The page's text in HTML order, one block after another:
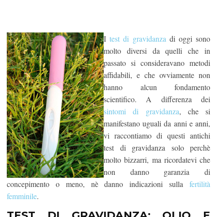
Itest di gravidanza di oggi sono
molto diversi da quelli che in
passato si consideravano metodi
affidabili, e che ovviamente non
hanno alcun fondamento
scientifico. A differenza dei
sintomi di gravidanza, che si
manifestano uguali da anni e anni,
vi raccontiamo di questi antichi
test di gravidanza solo perchè
molto bizzarri, ma ricordatevi che
non danno garanzia di
concepimento o meno, nè danno indicazioni sulla fertilità
femminile.